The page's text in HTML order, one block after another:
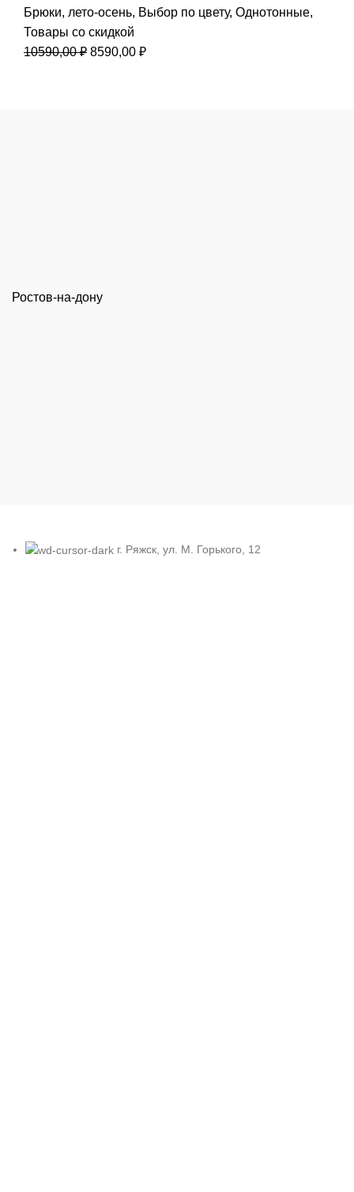
Брюки, лето-осень, Выбор по цвету, Однотонные,
Товары со скидкой
10590,00₽ Первоначальная
8590,00 ₽Текущая
Ростов-на-дону
г. Ряжск, ул. М. Горького, 12